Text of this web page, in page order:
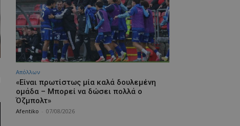
Απόλλων
«Είναι πρωτίστως μία καλά δουλεμένη
ομάδα – Μπορεί να δώσει πολλά ο
Όζμπολτ»
Afentiko 07/08/2026